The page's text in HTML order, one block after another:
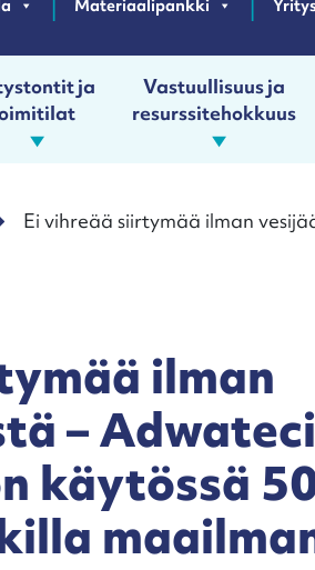
Materiaalipankki
ja
Vastuullisuus ja
resurssitehokkuus
Ei vihreää siirtymää ilman
ilman
–
käytössä